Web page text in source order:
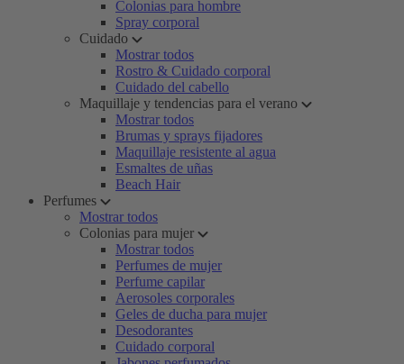
Colonias para hombre
Spray corporal
Cuidado
Mostrar todos
Rostro & Cuidado corporal
Cuidado del cabello
Maquillaje y tendencias para el verano
Mostrar todos
Brumas y sprays fijadores
Maquillaje resistente al agua
Esmaltes de uñas
Beach Hair
Perfumes
Mostrar todos
Colonias para mujer
Mostrar todos
Perfumes de mujer
Perfume capilar
Aerosoles corporales
Geles de ducha para mujer
Desodorantes
Cuidado corporal